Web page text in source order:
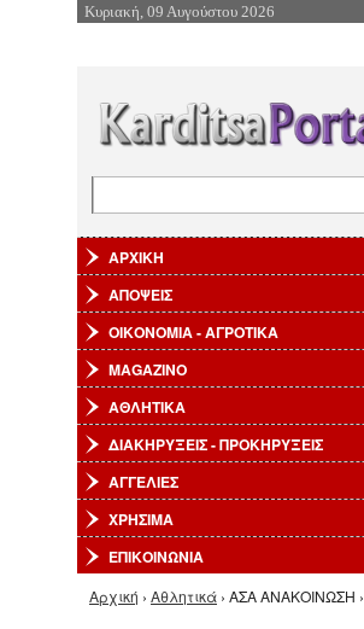
Επιστροφή στην Πλοήγηση
Κυριακή, 09 Αυγούστου 2026
ΑΡΧΙΚΗ
ΑΠΟΨΕΙΣ
ΟΙΚΟΝΟΜΙΑ - ΑΓΡΟΤΙΚΑ
MAGAZINO
ΑΘΛΗΤΙΚΑ
ΔΙΑΚΗΡΥΞΕΙΣ - ΠΡΟΚΗΡΥΞΕΙΣ
ΑΓΓΕΛΙΕΣ
ΧΡΗΣΙΜΑ
ΕΠΙΚΟΙΝΩΝΙΑ
Είστε εδώ
Αρχική › Αθλητικά › ΑΣΑ ΑΝΑΚΟΙΝΩΣΗ ›